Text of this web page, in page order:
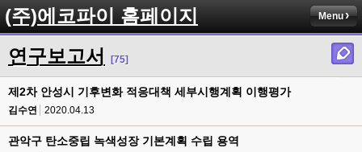
(주)에코파이 홈페이지 Menu
연구보고서 [75]
제2차 안성시 기후변화 적응대책 세부시행계획 이행평가
김수연 2020.04.13
관악구 탄소중립 녹색성장 기본계획 수립 용역